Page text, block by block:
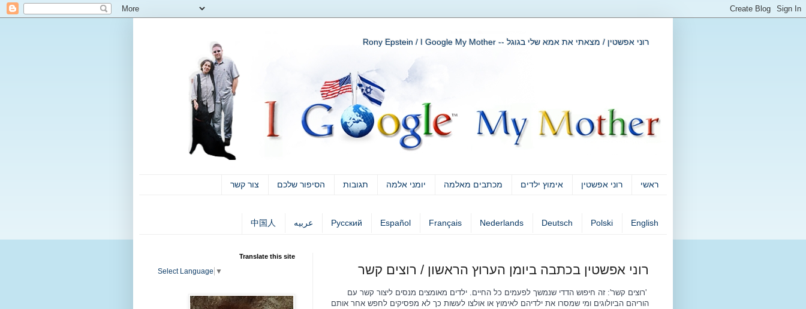
רוני אפשטין / מצאתי את אמא שלי בגוגל -- Rony Epstein / I Google My Mother
ראשי רוני אפשטין אימוץ ילדים מכתבים מאלמה יומני אלמה תגובות הסיפור שלכם צור קשר
English
Polski
Deutsch
Nederlands
Français
Español
Русский عربيه 中国人
רוני אפשטין בכתבה ביומן הערוץ הראשון / רוצים קשר
'רוצים קשר': זה חיפוש הדדי שנמשך לפעמים כל החיים. ילדים מאומצים מנסים ליצור קשר עם
הוריהם הביולוגים ומי שמסרו את ילדיהם לאימוץ או אולצו לעשות כך לא מפסיקים לחפש אחר אותם
Translate this site
Select Language ▼